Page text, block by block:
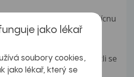
jestli může být zánět jícnu
se prosím Vás zeptat jestli se
jako lékař
soubory cookies,
jako lékař, který se